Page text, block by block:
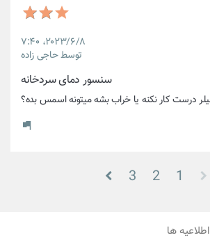
۲۰۲۳/۶/۸،‏ ۷:۴۰
توسط حاجی زاده
سنسور دمای سردخانه
درست کار نکنه یا خراب بشه میتونه اسمس بده؟
1
2
3
ها